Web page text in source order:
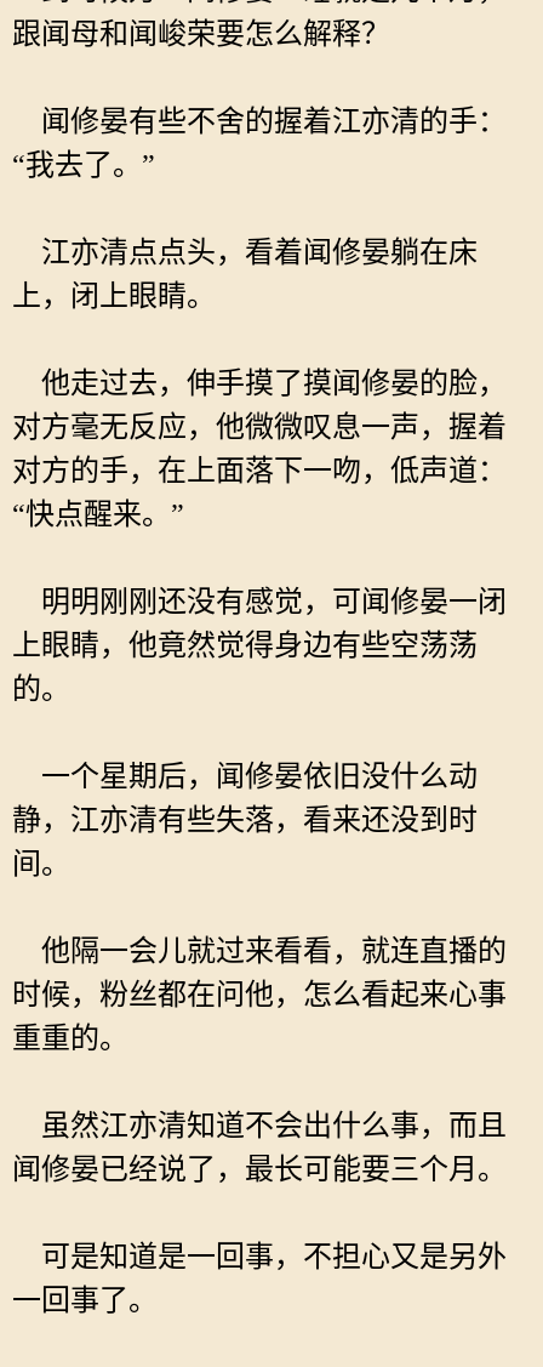
跟闻母和闻峻荣要怎么解释？
闻修晏有些不舍的握着江亦清的手：
“我去了。”
江亦清点点头，看着闻修晏躺在床
上，闭上眼睛。
他走过去，伸手摸了摸闻修晏的脸，
对方毫无反应，他微微叹息一声，握着
对方的手，在上面落下一吻，低声道：
“快点醒来。”
明明刚刚还没有感觉，可闻修晏一闭
上眼睛，他竟然觉得身边有些空荡荡
的。
一个星期后，闻修晏依旧没什么动
静，江亦清有些失落，看来还没到时
间。
他隔一会儿就过来看看，就连直播的
时候，粉丝都在问他，怎么看起来心事
重重的。
虽然江亦清知道不会出什么事，而且
闻修晏已经说了，最长可能要三个月。
可是知道是一回事，不担心又是另外
一回事了。